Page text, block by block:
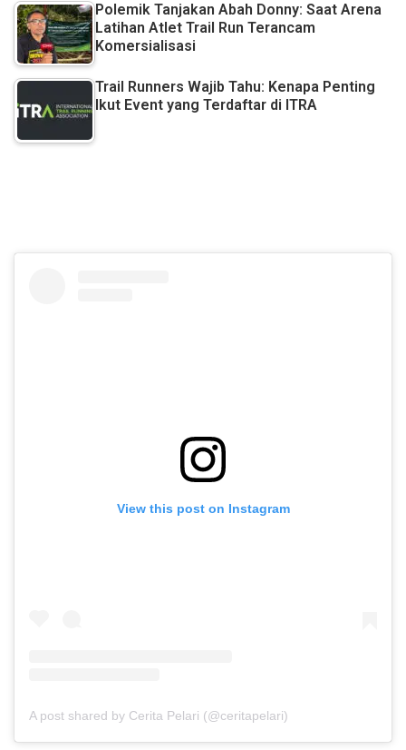
Polemik Tanjakan Abah Donny: Saat Arena
Latihan Atlet Trail Run Terancam
Komersialisasi
Trail Runners Wajib Tahu: Kenapa Penting
Ikut Event yang Terdaftar di ITRA
View this post on Instagram
A post shared by Cerita Pelari (@ceritapelari)